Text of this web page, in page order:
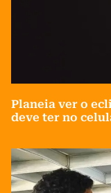
Planeia ver o
deve ter no